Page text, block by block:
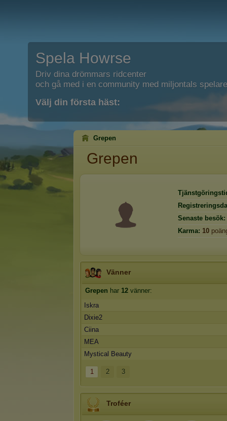
Spela Howrse
Driv dina drömmars ridcenter
och gå med i en community med miljontals
Välj din första häst:
Grepen
Grepen
Senaste besök:
Karma: 10
Vänner
Grepen har 12 vänner:
Iskra
Dixie2
Ciina
MEA
Mystical Beauty
1 2 3
Troféer